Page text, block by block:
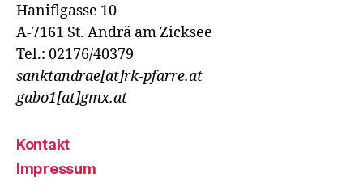
Haniflgasse 10
A-7161 St. Andrä am Zicksee
Tel.: 02176/40379
sanktandrae[at]rk-pfarre.at
gabo1[at]gmx.at
Kontakt
Impressum